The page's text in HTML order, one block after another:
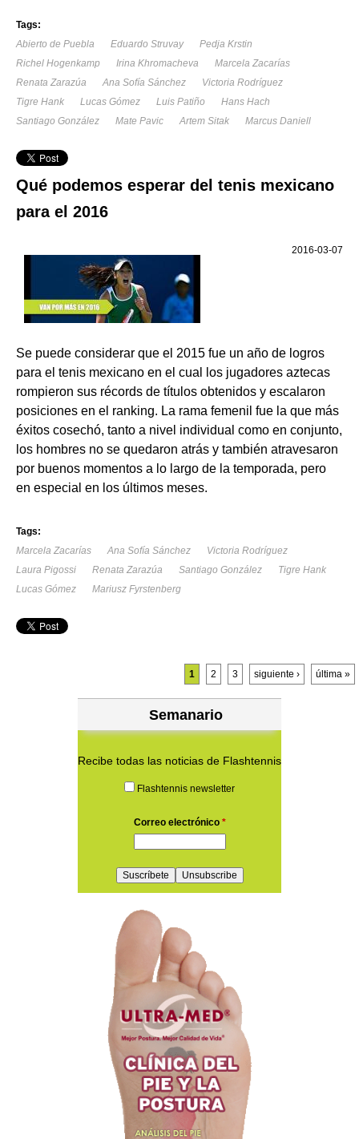
Tags:
Abierto de Puebla
Eduardo Struvay
Pedja Krstin
Richel Hogenkamp
Irina Khromacheva
Marcela Zacarías
Renata Zarazúa
Ana Sofía Sánchez
Victoria Rodríguez
Tigre Hank
Lucas Gómez Luis Patiño
Hans Hach
Santiago González
Mate Pavic Artem Sitak Marcus Daniell
Qué podemos esperar del tenis mexicano
para el 2016
2016-03-07
Se puede considerar que el 2015 fue un año de logros
para el tenis mexicano en el cual los jugadores aztecas
rompieron sus récords de títulos obtenidos y escalaron
posiciones en el ranking. La rama femenil fue la que más
éxitos cosechó, tanto a nivel individual como en conjunto,
los hombres no se quedaron atrás y también atravesaron
por buenos momentos a lo largo de la temporada, pero
en especial en los últimos meses.
Tags:
Marcela Zacarías
Ana Sofía Sánchez
Victoria Rodríguez
Laura Pigossi
Renata Zarazúa Santiago González
Tigre Hank
Lucas Gómez
Mariusz Fyrstenberg
1 2 3 siguiente › última »
Semanario
Recibe todas las noticias de Flashtennis
Flashtennis newsletter
Correo electrónico *